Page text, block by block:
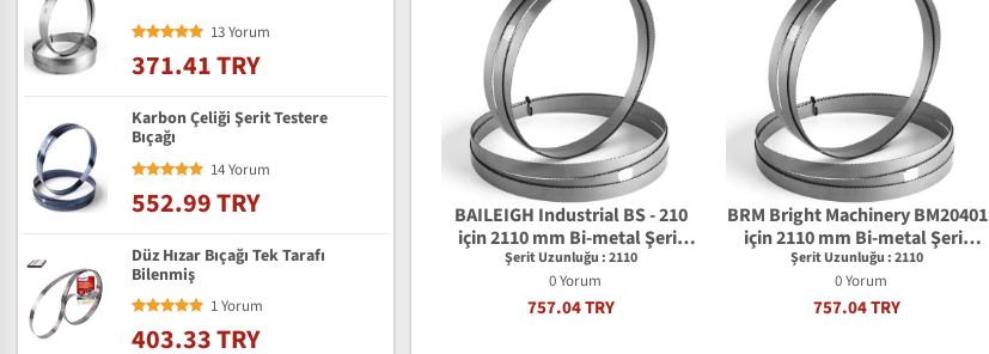
BAILEIGH Industrial BS - 210
için 2110 mm Bi-metal Şerit
Testere Bıçağı
Şerit Uzunluğu : 2110
0 Yorum
757.04 TRY
BRM Bright Machinery BM20401
için 2110 mm Bi-metal Şerit
Testere Bıçağı
Şerit Uzunluğu : 2110
0 Yorum
757.04 TRY
13 Yorum
371.41 TRY
Karbon Çeliği Şerit Testere
Bıçağı
14 Yorum
552.99 TRY
Düz Hızar Bıçağı Tek Tarafı
Bilenmiş
1 Yorum
403.33 TRY